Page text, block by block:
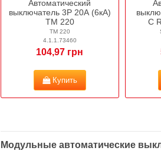
Автоматический
выключатель 3Р 20А (6кА)
ТМ 220
ТМ 220
4.1.1.73460
104,97 грн
Купить
C
Модульные автоматические